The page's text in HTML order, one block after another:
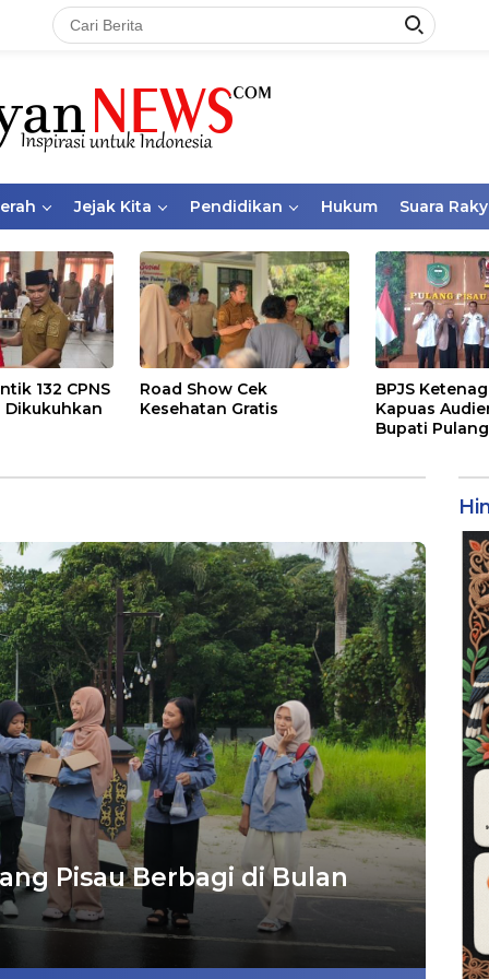
Jejak Kita Pendidikan Hukum Suara
132 CPNS
Dikukuhkan
Road Show Cek
Kesehatan Gratis
BPJS
Kapuas
Bupati
Pisau Berbagi di Bulan